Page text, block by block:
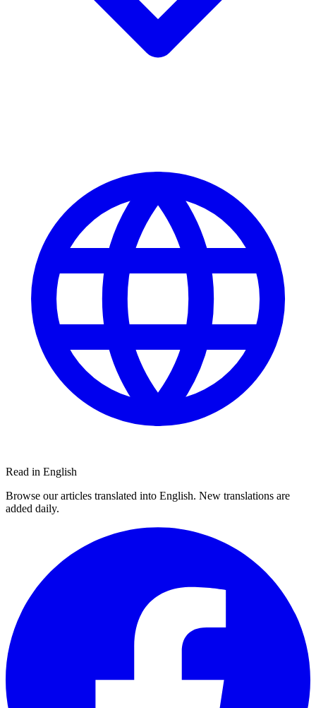
Read in English
Browse our articles translated into English. New translations are
added daily.